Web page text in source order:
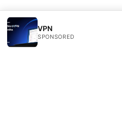
VPN
SPONSORED